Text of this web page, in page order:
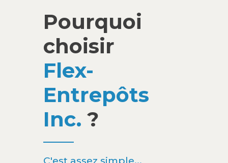
Pourquoi
choisir
Flex-
Entrepôts
Inc. ?
C'est assez simple...